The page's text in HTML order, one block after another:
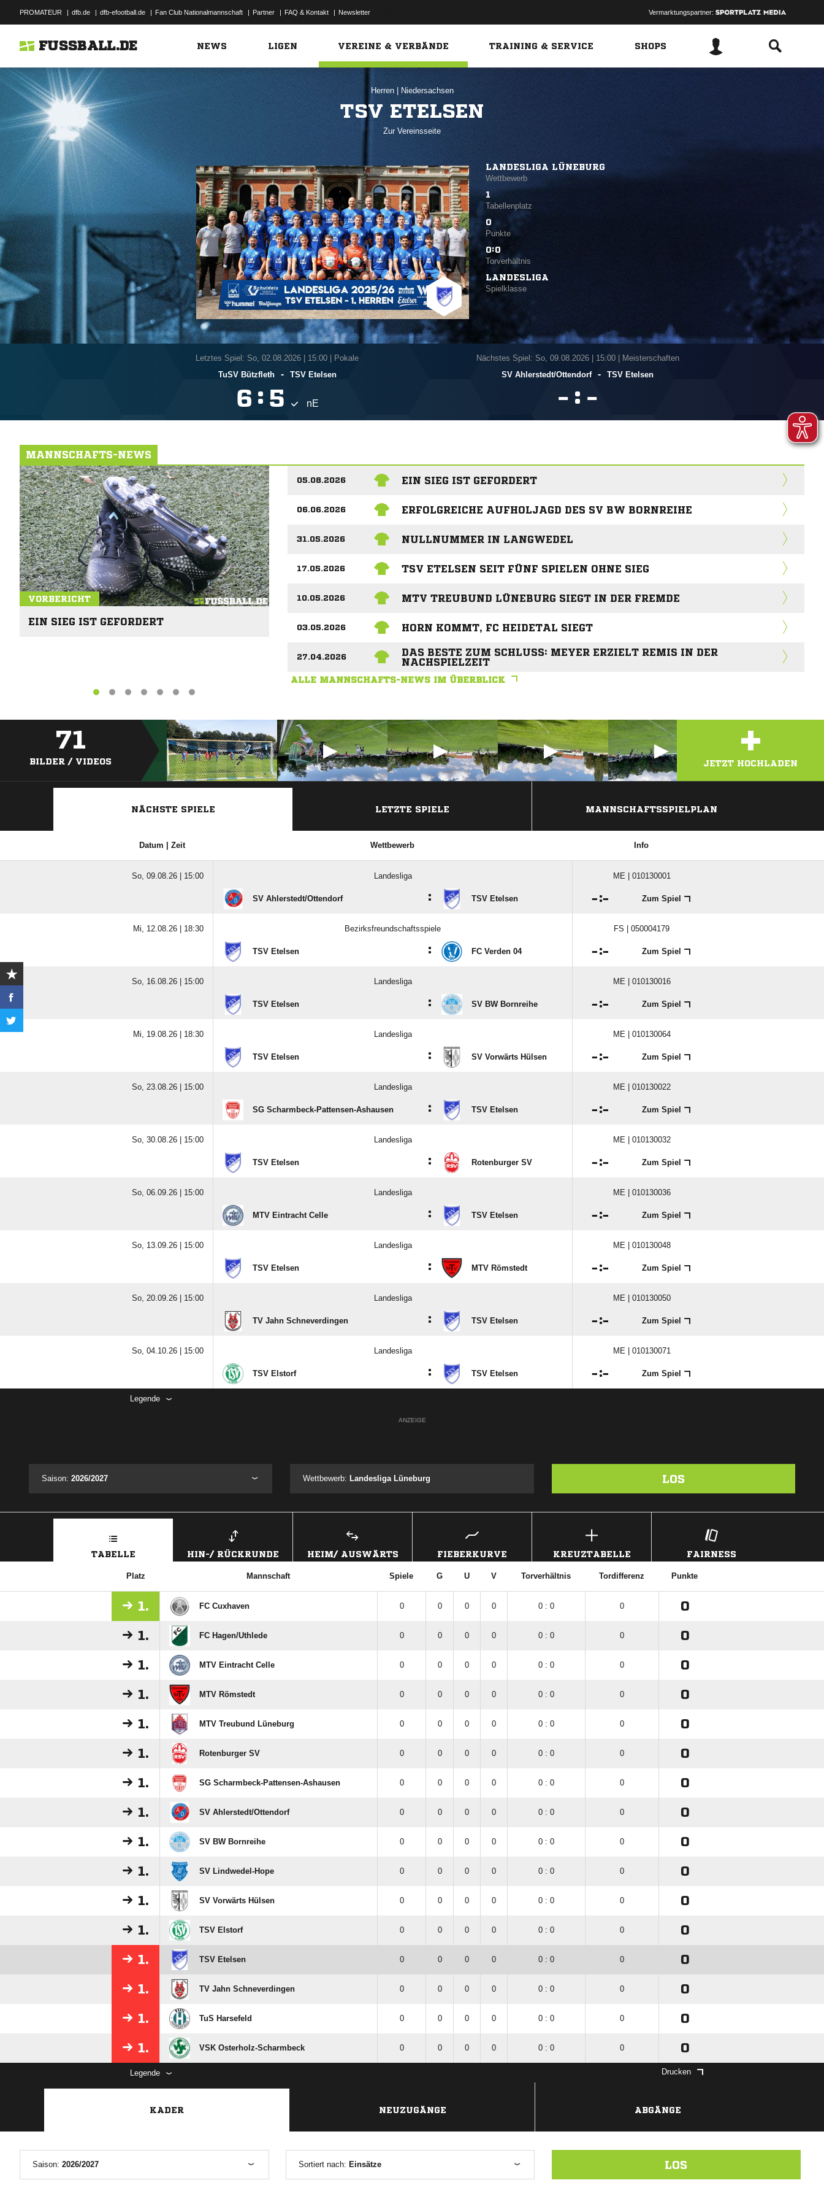
PROMATEUR | dfb.de | dfb-efootball.de | Fan Club Nationalmannschaft | Partner | FAQ & Kontakt | Newsletter Vermarktungspartner:
FUSSBALL.DE NEWS LIGEN VEREINE & VERBÄNDE TRAINING & SERVICE SHOPS
Herren Niedersachsen
TSV ETELSEN
Zur Vereinsseite
LANDESLIGA LÜNEBURG
Wettbewerb
1
Tabellenplatz
0
Punkte
0:0
Torverhältnis
LANDESLIGA
Spielklasse
Letztes Spiel: So, 02.08.2026
15:00 | Pokale
TuSV Bützfleth
- TSV Etelsen
 :  nE
Nächstes Spiel: So, 09.08.2026| 15:00 | Meisterschaften
SV Ahlerstedt/​Ottendorf
- TSV Etelsen
 : 
MANNSCHAFTS-NEWS
VORBERICHT
EIN SIEG IST GEFORDERT
05.08.2026 EIN SIEG IST GEFORDERT
06.06.2026 ERFOLGREICHE AUFHOLJAGD DES SV BW BORNREIHE
31.05.2026 NULLNUMMER IN LANGWEDEL
17.05.2026 TSV ETELSEN SEIT FÜNF SPIELEN OHNE SIEG
10.05.2026 MTV TREUBUND LÜNEBURG SIEGT IN DER FREMDE
03.05.2026 HORN KOMMT, FC HEIDETAL SIEGT
27.04.2026
DAS BESTE ZUM SCHLUSS: MEYER ERZIELT REMIS IN DER
NACHSPIELZEIT
ALLE MANNSCHAFTS-NEWS IM ÜBERBLICK
71
BILDER / VIDEOS +
JETZT HOCHLADEN
NÄCHSTE SPIELE LETZTE SPIELE MANNSCHAFTSSPIELPLAN
Datum | Zeit Wettbewerb Info
So, 09.08.26 | 15:00 Landesliga ME | 010130001
SV Ahlerstedt/​Ottendorf : TSV Etelsen : Zum Spiel
Mi, 12.08.26 | 18:30 Bezirksfreundschaftsspiele FS | 050004179
TSV Etelsen : FC Verden 04 : Zum Spiel
So, 16.08.26 | 15:00 Landesliga ME | 010130016
TSV Etelsen : SV BW Bornreihe : Zum Spiel
Mi, 19.08.26 | 18:30 Landesliga ME | 010130064
TSV Etelsen : SV Vorwärts Hülsen : Zum Spiel
So, 23.08.26 | 15:00 Landesliga ME | 010130022
SG Scharmbeck-Pattensen-Ashausen : TSV Etelsen : Zum Spiel
So, 30.08.26 | 15:00 Landesliga ME | 010130032
TSV Etelsen : Rotenburger SV : Zum Spiel
So, 06.09.26 | 15:00 Landesliga ME | 010130036
MTV Eintracht Celle : TSV Etelsen : Zum Spiel
So, 13.09.26 | 15:00 Landesliga ME | 010130048
TSV Etelsen : MTV Römstedt : Zum Spiel
So, 20.09.26 | 15:00 Landesliga ME | 010130050
TV Jahn Schneverdingen : TSV Etelsen : Zum Spiel
So, 04.10.26 | 15:00 Landesliga ME | 010130071
TSV Elstorf : TSV Etelsen : Zum Spiel
Legende
ANZEIGE
Saison: 2026/2027 Wettbewerb: Landesliga Lüneburg LOS
TABELLE HIN-/ RÜCKRUNDE HEIM/ AUSWÄRTS FIEBERKURVE KREUZTABELLE FAIRNESS
Platz Mannschaft Spiele G U V Torverhältnis Tordifferenz Punkte
1. FC Cuxhaven 0 0 0 0 0 : 0 0 0
1. FC Hagen/​Uthlede 0 0 0 0 0 : 0 0 0
1. MTV Eintracht Celle 0 0 0 0 0 : 0 0 0
1. MTV Römstedt 0 0 0 0 0 : 0 0 0
1. MTV Treubund Lüneburg 0 0 0 0 0 : 0 0 0
1. Rotenburger SV 0 0 0 0 0 : 0 0 0
1. SG Scharmbeck-Pattensen-Ashausen 0 0 0 0 0 : 0 0 0
1. SV Ahlerstedt/​Ottendorf 0 0 0 0 0 : 0 0 0
1. SV BW Bornreihe 0 0 0 0 0 : 0 0 0
1. SV Lindwedel-Hope 0 0 0 0 0 : 0 0 0
1. SV Vorwärts Hülsen 0 0 0 0 0 : 0 0 0
1. TSV Elstorf 0 0 0 0 0 : 0 0 0
1. TSV Etelsen 0 0 0 0 0 : 0 0 0
1. TV Jahn Schneverdingen 0 0 0 0 0 : 0 0 0
1. TuS Harsefeld 0 0 0 0 0 : 0 0 0
1. VSK Osterholz-Scharmbeck 0 0 0 0 0 : 0 0 0
Legende Drucken
KADER NEUZUGÄNGE ABGÄNGE
Saison: 2026/2027 Sortiert nach: Einsätze LOS